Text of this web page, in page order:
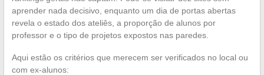
aprender nada decisivo, enquanto um dia de portas abertas
revela o estado dos ateliês, a proporção de alunos por
professor e o tipo de projetos expostos nas paredes.
Aqui estão os critérios que merecem ser verificados no local ou
com ex-alunos: